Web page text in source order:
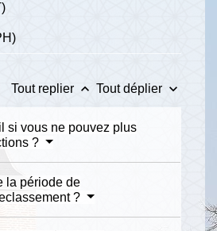
Tout replier keyboard_arrow_up Tout déplier keyboard_arrow_down
si vous ne pouvez plus
?
la période de
?